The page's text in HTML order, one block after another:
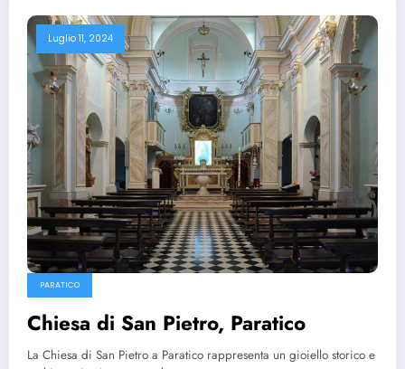
Luglio 11, 2024
PARATICO
Chiesa di San Pietro, Paratico
La Chiesa di San Pietro a Paratico rappresenta un gioiello storico e